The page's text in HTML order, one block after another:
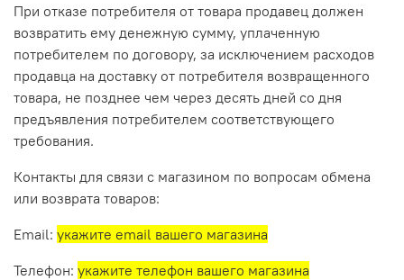
При отказе потребителя от товара продавец должен
возвратить ему денежную сумму, уплаченную
потребителем по договору, за исключением расходов
продавца на доставку от потребителя возвращенного
товара, не позднее чем через десять дней со дня
предъявления потребителем соответствующего
требования.
Контакты для связи с магазином по вопросам обмена
или возврата товаров:
Email: укажите email вашего магазина
Телефон: укажите телефон вашего магазина